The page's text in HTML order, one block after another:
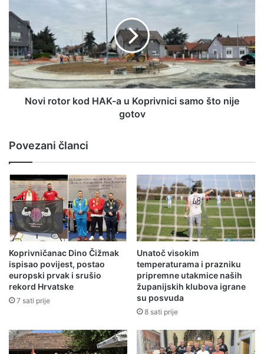
Novi rotor kod HAK-a u Koprivnici samo što nije
gotov
Povezani članci
Koprivničanac Dino Čižmak
ispisao povijest, postao
europski prvak i srušio
rekord Hrvatske
7 sati prije
Unatoč visokim
temperaturama i prazniku
pripremne utakmice naših
županijskih klubova igrane
su posvuda
8 sati prije